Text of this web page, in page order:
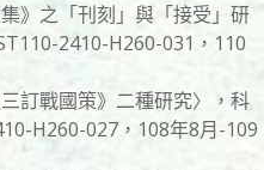
》之「刊刻」與「接受」研
2410-H260-031，110
訂戰國策》二種研究〉，科
H260-027，108年8月-109